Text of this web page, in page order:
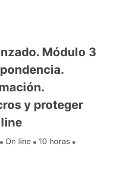
Módulo 3
y proteger
On line
10 horas